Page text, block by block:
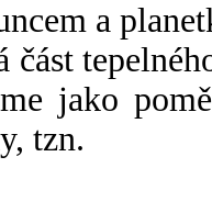
a
část
jako
tzn.